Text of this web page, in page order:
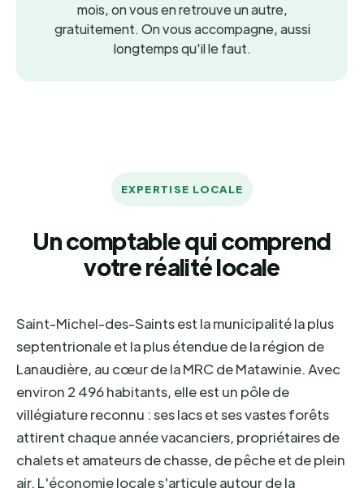
mois, on vous en retrouve un autre,
gratuitement. On vous accompagne, aussi
longtemps qu'il le faut.
EXPERTISE LOCALE
Un comptable qui comprend
votre réalité locale
Saint-Michel-des-Saints est la municipalité la plus
septentrionale et la plus étendue de la région de
Lanaudière, au cœur de la MRC de Matawinie. Avec
environ 2 496 habitants, elle est un pôle de
villégiature reconnu : ses lacs et ses vastes forêts
attirent chaque année vacanciers, propriétaires de
chalets et amateurs de chasse, de pêche et de plein
air. L'économie locale s'articule autour de la